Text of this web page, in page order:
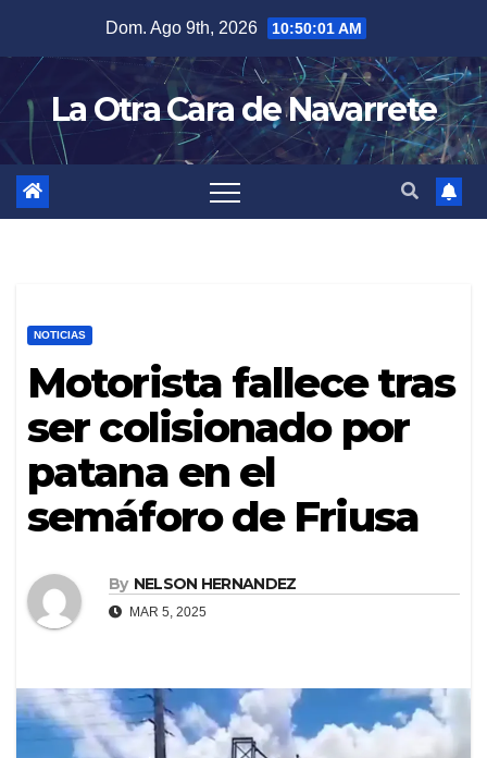
content
Dom. Ago 9th, 2026 10:50:02 AM
La Otra Cara de Navarrete
NOTICIAS
Motorista fallece tras
ser colisionado por
patana en el
semáforo de Friusa
By NELSON HERNANDEZ
MAR 5, 2025